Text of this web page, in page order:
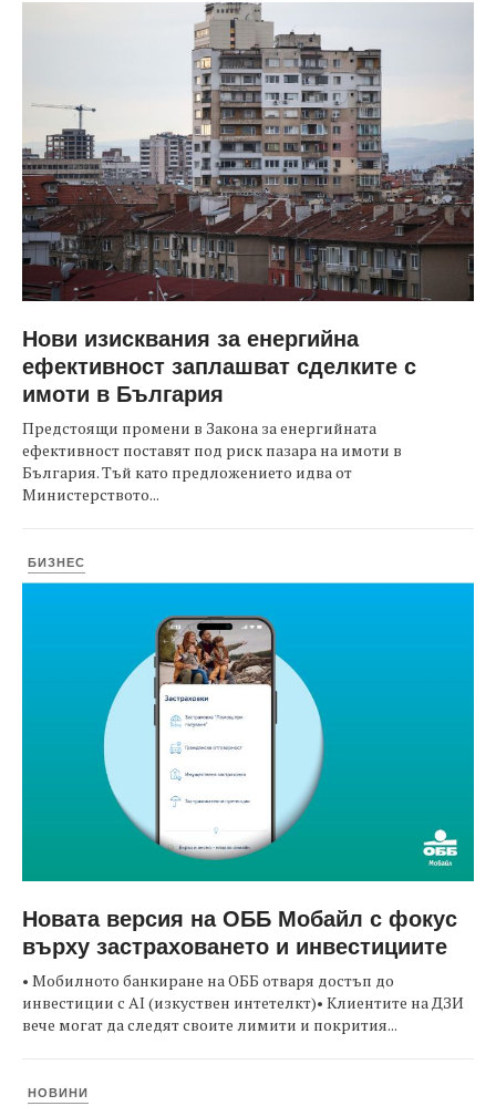
Нови изисквания за енергийна
ефективност заплашват сделките с
имоти в България
Предстоящи промени в Закона за енергийната
ефективност поставят под риск пазара на имоти в
България. Тъй като предложението идва от
Министерството...
БИЗНЕС
Новата версия на ОББ Мобайл с фокус
върху застраховането и инвестициите
• Мобилното банкиране на ОББ отваря достъп до
инвестиции с AI (изкуствен интетелкт)• Клиентите на ДЗИ
вече могат да следят своите лимити и покрития...
НОВИНИ